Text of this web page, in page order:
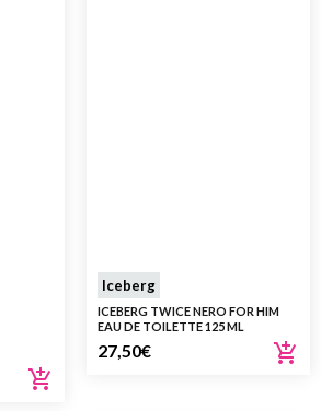
Iceberg
ICEBERG TWICE NERO FOR HIM
EAU DE TOILETTE 125 ML
27,50€